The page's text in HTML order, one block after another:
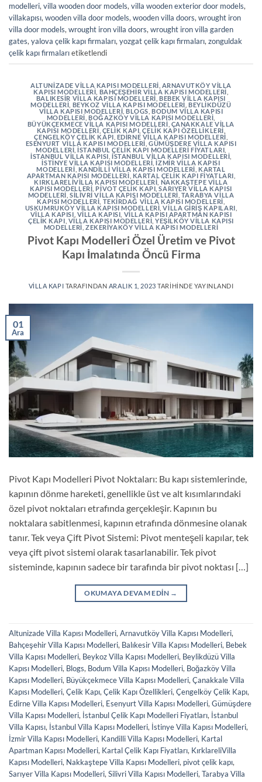
modelleri, villa wooden door models, villa wooden exterior door models,
villakapısı, wooden villa door models, wooden villa doors, wrought iron
villa door models, wrought iron villa doors, wrought iron villa garden
gates, yalova çelik kapı firmaları, yozgat çelik kapı firmaları, zonguldak
çelik kapı firmalarıetiketlendi
ALTUNIZADE VILLA KAPISI MODELLERI ARNAVUTKÖY VILLA
KAPISI MODELLERI BAHÇEŞEHIR VILLA KAPISI MODELLERI
BALIKESIR VILLA KAPISI MODELLERI BEBEK VILLA KAPISI
MODELLERI BEYKOZ VILLA KAPISI MODELLERI BEYLIKDÜZÜ
VILLA KAPISI MODELLERI ,BLOGS ,BODUM VILLA KAPISI
MODELLERI ,BOĞAZKÖY VILLA KAPISI MODELLERI
BÜYÜKÇEKMECE VILLA KAPISI MODELLERI ÇANAKKALE VILLA
KAPISI MODELLERI ÇELIK KAPI ,ÇELIK KAPI ÖZELLIKLERI
ÇENGELKÖY ÇELIK KAPI EDIRNE VILLA KAPISI MODELLERI
ESENYURT VILLA KAPISI MODELLERI ,GÜMÜŞDERE VILLA KAPISI
MODELLERI ,İSTANBUL ÇELIK KAPI MODELLERI FIYATLARI
İSTANBUL VILLA KAPISI İSTANBUL VILLA KAPISI MODELLERI
İSTINYE VILLA KAPISI MODELLERI ,İZMIR VILLA KAPISI
MODELLERI KANDILLI VILLA KAPISI MODELLERI KARTAL
APARTMAN KAPISI MODELLERI KARTAL ÇELIK KAPI FIYATLARI
KIRKLARELIVILLA KAPISI MODELLERI NAKKAŞTEPE VILLA
KAPISI MODELLERI PIVOT ÇELIK KAPI ,SARIYER VILLA KAPISI
MODELLERI SILIVRI VILLA KAPISI MODELLERI TARABYA VILLA
KAPISI MODELLERI TEKIRDAĞ VILLA KAPISI MODELLERI
USKUMRUKÖY VILLA KAPISI MODELLERI ,VILLA GIRIŞ KAPILARI
VILLA KAPISI VILLA KAPISI VILLA KAPISI APARTMAN KAPISI
ÇELIK KAPI VILLA KAPISI MODELLERI ,YEŞILKÖY VILLA KAPISI
MODELLERI ,ZEKERIYAKÖY VILLA KAPISI MODELLERI
Pivot Kapı Modelleri Özel Üretim ve Pivot
Kapı İmalatında Öncü Firma
VILLA KAPI TARAFINDAN ARALIK 1, 2023 TARIHINDE YAYINLANDI
01
Ara
Pivot Kapı Modelleri Pivot Noktaları: Bu kapı sistemlerinde,
kapının dönme hareketi, genellikle üst ve alt kısımlarındaki
özel pivot noktaları etrafında gerçekleşir. Kapının bu
noktalara sabitlenmesi, kapının etrafında dönmesine olanak
tanır. Tek veya Çift Pivot Sistemi: Pivot menteşeli kapılar, tek
veya çift pivot sistemi olarak tasarlanabilir. Tek pivot
sisteminde, kapının sadece bir tarafında bir pivot noktası […]
OKUMAYA DEVAM EDIN →
Altunizade Villa Kapısı Modelleri, Arnavutköy Villa Kapısı Modelleri,
Bahçeşehir Villa Kapısı Modelleri, Balıkesir Villa Kapısı Modelleri, Bebek
Villa Kapısı Modelleri, Beykoz Villa Kapısı Modelleri, Beylikdüzü Villa
Kapısı Modelleri, Blogs, Bodum Villa Kapısı Modelleri, Boğazköy Villa
Kapısı Modelleri, Büyükçekmece Villa Kapısı Modelleri, Çanakkale Villa
Kapısı Modelleri, Çelik Kapı, Çelik Kapı Özellikleri, Çengelköy Çelik Kapı,
Edirne Villa Kapısı Modelleri, Esenyurt Villa Kapısı Modelleri, Gümüşdere
Villa Kapısı Modelleri, İstanbul Çelik Kapı Modelleri Fiyatları, İstanbul
Villa Kapısı, İstanbul Villa Kapısı Modelleri, İstinye Villa Kapısı Modelleri,
İzmir Villa Kapısı Modelleri, Kandilli Villa Kapısı Modelleri, Kartal
Apartman Kapısı Modelleri, Kartal Çelik Kapı Fiyatları, KırklareliVilla
Kapısı Modelleri, Nakkaştepe Villa Kapısı Modelleri, pivot çelik kapı,
Sarıyer Villa Kapısı Modelleri, Silivri Villa Kapısı Modelleri, Tarabya Villa